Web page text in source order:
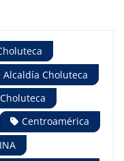
Alcaldía Choluteca
Centroamérica